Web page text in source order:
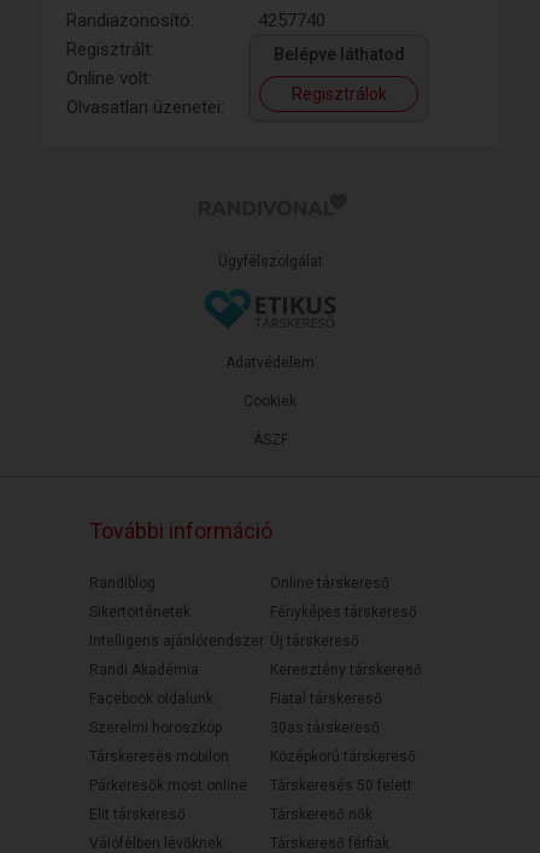
Randiazonosító:
4257740
Regisztrált:
Online volt:
Olvasatlan üzenetei:
Belépve láthatod
Regisztrálok
Ügyfélszolgálat
ÁSZF
Adatvédelem
Cookiek
További információ
Randiblog
Sikertörténetek
Intelligens ajánlórendszer
Randi Akadémia
Facebook oldalunk
Szerelmi horoszkóp
Társkeresés mobilon
Párkeresők most online
Elit társkereső
Válófélben lévőknek
Online társkereső
Fényképes társkereső
Új társkereső
Keresztény társkereső
Fiatal társkereső
30as társkereső
Középkorú társkereső
Társkeresés 50 felett
Társkereső nők
Társkereső férfiak